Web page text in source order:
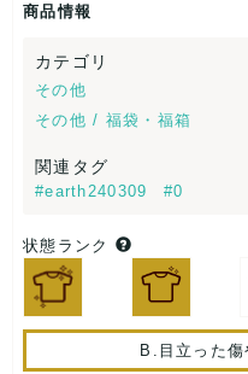
商品情報
カテゴリ
その他
その他 / 福袋・福箱
関連タグ
#earth240309 #0
状態ランク
B.目立った